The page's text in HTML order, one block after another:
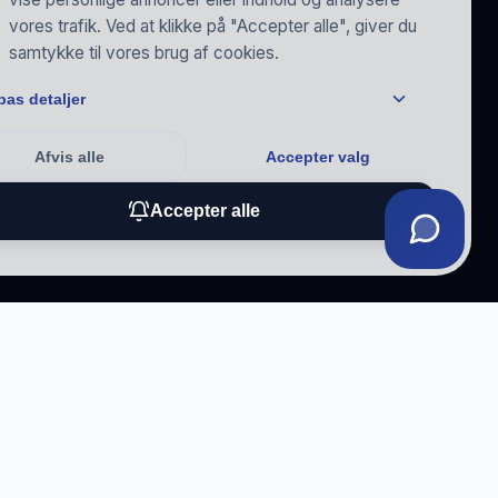
vores trafik. Ved at klikke på "Accepter alle", giver du
samtykke til vores brug af cookies.
detaljer
Afvis alle Accepter valg
Accepter alle